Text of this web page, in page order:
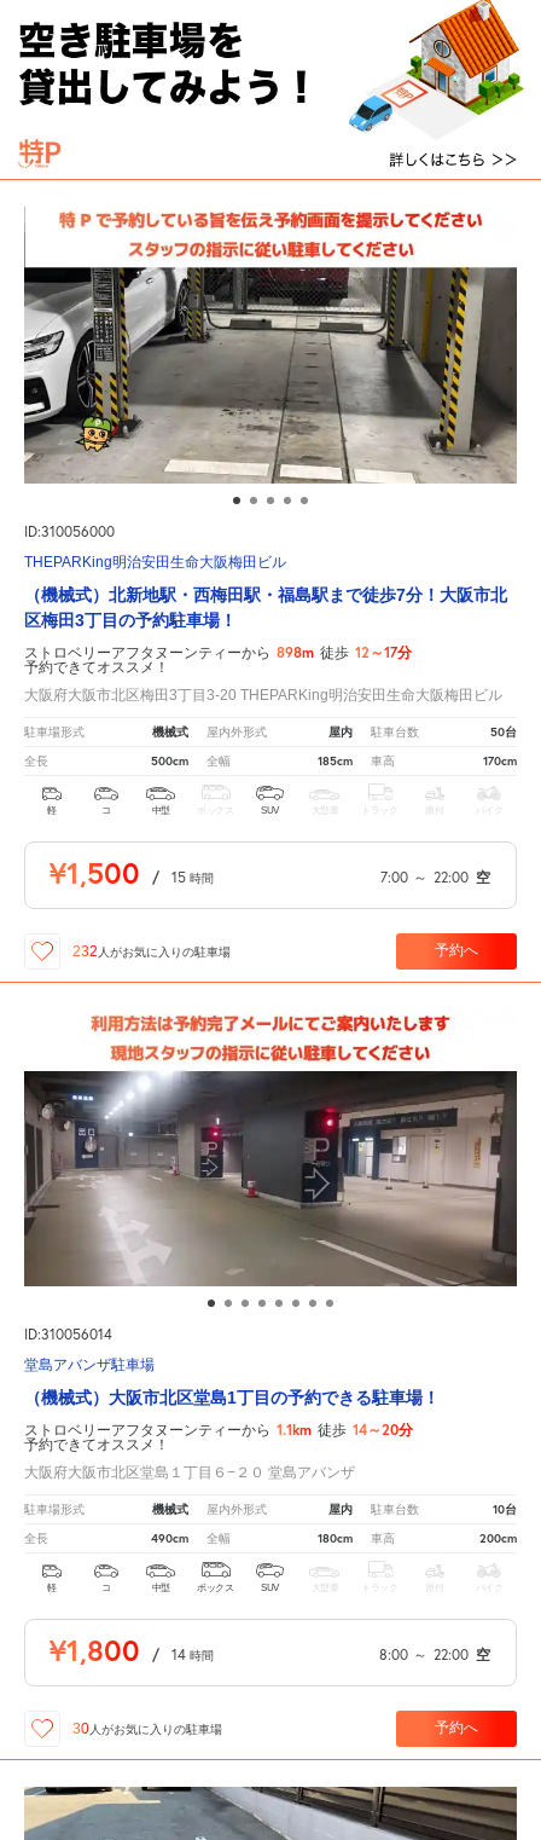
ID:310056000
THEPARKing明治安田生命大阪梅田ビル
（機械式）北新地駅・西梅田駅・福島駅まで徒歩7分！大阪市北
区梅田3丁目の予約駐車場！
ストロベリーアフタヌーンティーから 898m 徒歩 12～17分
予約できてオススメ！
大阪府大阪市北区梅田3丁目3-20 THEPARKing明治安田生命大阪梅田ビル
駐車場形式 機械式 屋内外形式 屋内 駐車台数 50台
全長 500cm 全幅 185cm 車高 170cm
軽 コ 中型 ボックス SUV 大型車 トラック 原付 バイク
¥1,500 / 15 時間 7:00 ～ 22:00 空
232 人がお気に入りの駐車場 予約へ
ID:310056014
堂島アバンザ駐車場
（機械式）大阪市北区堂島1丁目の予約できる駐車場！
ストロベリーアフタヌーンティーから 1.1km 徒歩 14～20分
予約できてオススメ！
大阪府大阪市北区堂島１丁目６−２０ 堂島アバンザ
駐車場形式 機械式 屋内外形式 屋内 駐車台数 10台
全長 490cm 全幅 180cm 車高 200cm
軽 コ 中型 ボックス SUV 大型車 トラック 原付 バイク
¥1,800 / 14 時間 8:00 ～ 22:00 空
30 人がお気に入りの駐車場 予約へ